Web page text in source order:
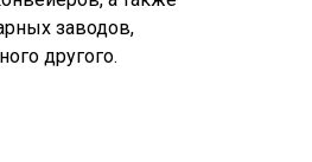
заводов,
другого.